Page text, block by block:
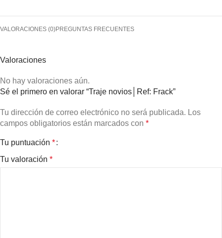
VALORACIONES (0)PREGUNTAS FRECUENTES
Valoraciones
No hay valoraciones aún.
Sé el primero en valorar “Traje novios│Ref: Frack”
Tu dirección de correo electrónico no será publicada. Los
campos obligatorios están marcados con *
Tu puntuación *
Tu valoración *